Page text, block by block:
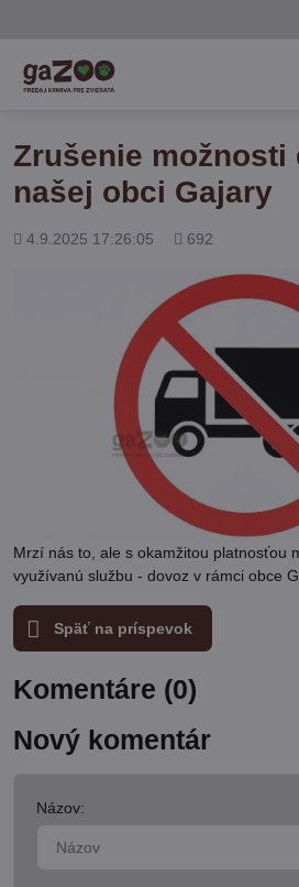
Zrušenie možnosti
našej obci Gajary
Pridané
4.9.2025 17:26:05
Počet
692
Mrzí nás to, ale s okamžitou platnosťou
využívanú službu - dovoz v rámci obce
Späť na príspevok
Komentáre (0)
Nový komentár
Názov: